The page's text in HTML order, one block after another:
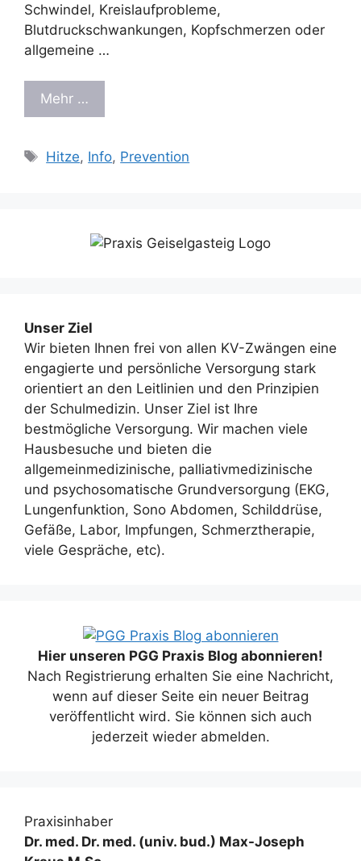
Schwindel, Kreislaufprobleme,
Blutdruckschwankungen, Kopfschmerzen oder
allgemeine …
Mehr …
Schlagwörter
Hitze, Info, Prevention
Unser Ziel
Wir bieten Ihnen frei von allen KV-Zwängen eine
engagierte und persönliche Versorgung stark
orientiert an den Leitlinien und den Prinzipien
der Schulmedizin. Unser Ziel ist Ihre
bestmögliche Versorgung. Wir machen viele
Hausbesuche und bieten die
allgemeinmedizinische, palliativmedizinische
und psychosomatische Grundversorgung (EKG,
Lungenfunktion, Sono Abdomen, Schilddrüse,
Gefäße, Labor, Impfungen, Schmerztherapie,
viele Gespräche, etc).
Hier unseren PGG Praxis Blog abonnieren!
Nach Registrierung erhalten Sie eine Nachricht,
wenn auf dieser Seite ein neuer Beitrag
veröffentlicht wird. Sie können sich auch
jederzeit wieder abmelden.
Praxisinhaber
Dr. med. Dr. med. (univ. bud.) Max-Joseph